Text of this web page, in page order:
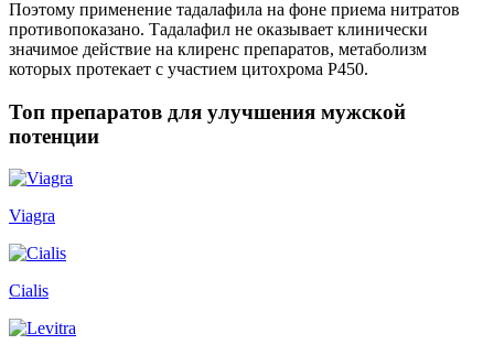
Поэтому применение тадалафила на фоне приема нитратов
противопоказано. Тадалафил не оказывает клинически
значимое действие на клиренс препаратов, метаболизм
которых протекает с участием цитохрома P450.
Топ препаратов для улучшения мужской
потенции
Viagra
Cialis